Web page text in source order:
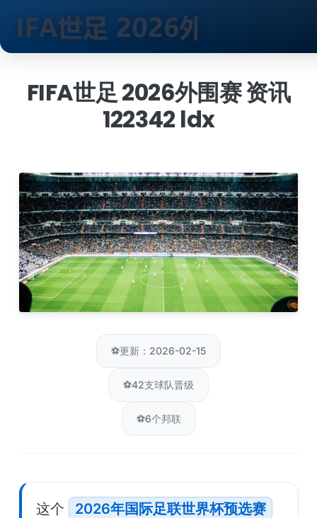
FIFA世足 2026外围赛 资讯
122342 ldx
⚽更新：2026-02-15
⚽42支球队晋级
⚽6个邦联
这个
2026年国际足联世界杯预选赛